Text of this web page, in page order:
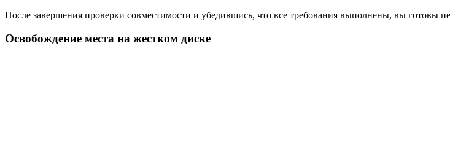
После завершения проверки совместимости и убедившись, что все требования выполнены, вы готовы
Освобождение места на жестком диске